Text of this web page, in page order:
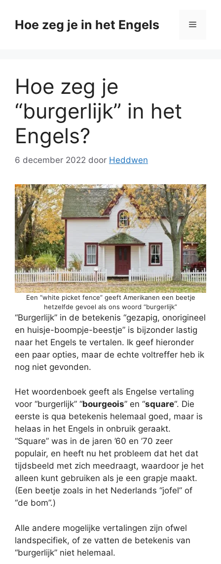
naarHoe zeg je in het Engels Menu
Hoe zeg je
“burgerlijk” in het
Engels?
6 december 2022 door Heddwen
Een “white picket fence” geeft Amerikanen een beetje
hetzelfde gevoel als ons woord “burgerlijk”
“Burgerlijk” in de betekenis “gezapig, onorigineel
en huisje-boompje-beestje” is bijzonder lastig
naar het Engels te vertalen. Ik geef hieronder
een paar opties, maar de echte voltreffer heb ik
nog niet gevonden.
Het woordenboek geeft als Engelse vertaling
voor “burgerlijk” “bourgeois” en “square“. Die
eerste is qua betekenis helemaal goed, maar is
helaas in het Engels in onbruik geraakt.
“Square” was in de jaren ’60 en ’70 zeer
populair, en heeft nu het probleem dat het dat
tijdsbeeld met zich meedraagt, waardoor je het
alleen kunt gebruiken als je een grapje maakt.
(Een beetje zoals in het Nederlands “jofel” of
“de bom”.)
Alle andere mogelijke vertalingen zijn ofwel
landspecifiek, of ze vatten de betekenis van
“burgerlijk” niet helemaal.